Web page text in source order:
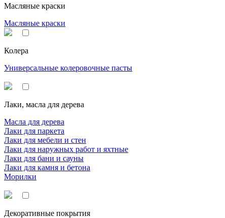
Масляные краски
Масляные краски
Колера
Универсальные колеровочные пасты
Лаки, масла для дерева
Масла для дерева
Лаки для паркета
Лаки для мебели и стен
Лаки для наружных работ и яхтные
Лаки для бани и сауны
Лаки для камня и бетона
Морилки
Декоративные покрытия